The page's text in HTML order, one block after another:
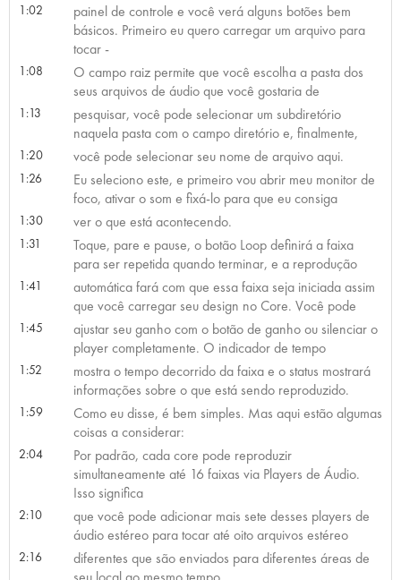
1:02
painel de controle e você verá alguns botões bem
básicos. Primeiro eu quero carregar um arquivo para
tocar -
1:08
O campo raiz permite que você escolha a pasta dos
seus arquivos de áudio que você gostaria de
1:13
pesquisar, você pode selecionar um subdiretório
naquela pasta com o campo diretório e, finalmente,
1:20 você pode selecionar seu nome de arquivo aqui.
1:26
Eu seleciono este, e primeiro vou abrir meu monitor de
foco, ativar o som e fixá-lo para que eu consiga
1:30 ver o que está acontecendo.
1:31
Toque, pare e pause, o botão Loop definirá a faixa
para ser repetida quando terminar, e a reprodução
1:41
automática fará com que essa faixa seja iniciada assim
que você carregar seu design no Core. Você pode
1:45
ajustar seu ganho com o botão de ganho ou silenciar o
player completamente. O indicador de tempo
1:52
mostra o tempo decorrido da faixa e o status mostrará
informações sobre o que está sendo reproduzido.
1:59
Como eu disse, é bem simples. Mas aqui estão algumas
coisas a considerar:
2:04
Por padrão, cada core pode reproduzir
simultaneamente até 16 faixas via Players de Áudio.
Isso significa
2:10
que você pode adicionar mais sete desses players de
áudio estéreo para tocar até oito arquivos estéreo
2:16
diferentes que são enviados para diferentes áreas de